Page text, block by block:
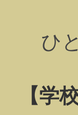
ひ
【学